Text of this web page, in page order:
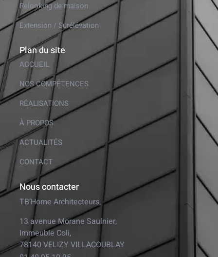
Relooking de maison
Extension / Surélévation
Plan du site
ACCUEIL
NOS COMPÉTENCES
RÉALISATIONS
À PROPOS
ACTUALITÉS
CONTACT
Nous contacter
TB’Home Architecteurs,
13 avenue Morane Saulnier,
Immeuble Coli,
78140 VELIZY VILLACOUBLAY